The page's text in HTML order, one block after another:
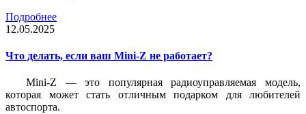
Подробнее
12.05.2025
Что делать, если ваш Mini-Z не работает?
Mini-Z — это популярная радиоуправляемая модель,
которая может стать отличным подарком для любителей
автоспорта.